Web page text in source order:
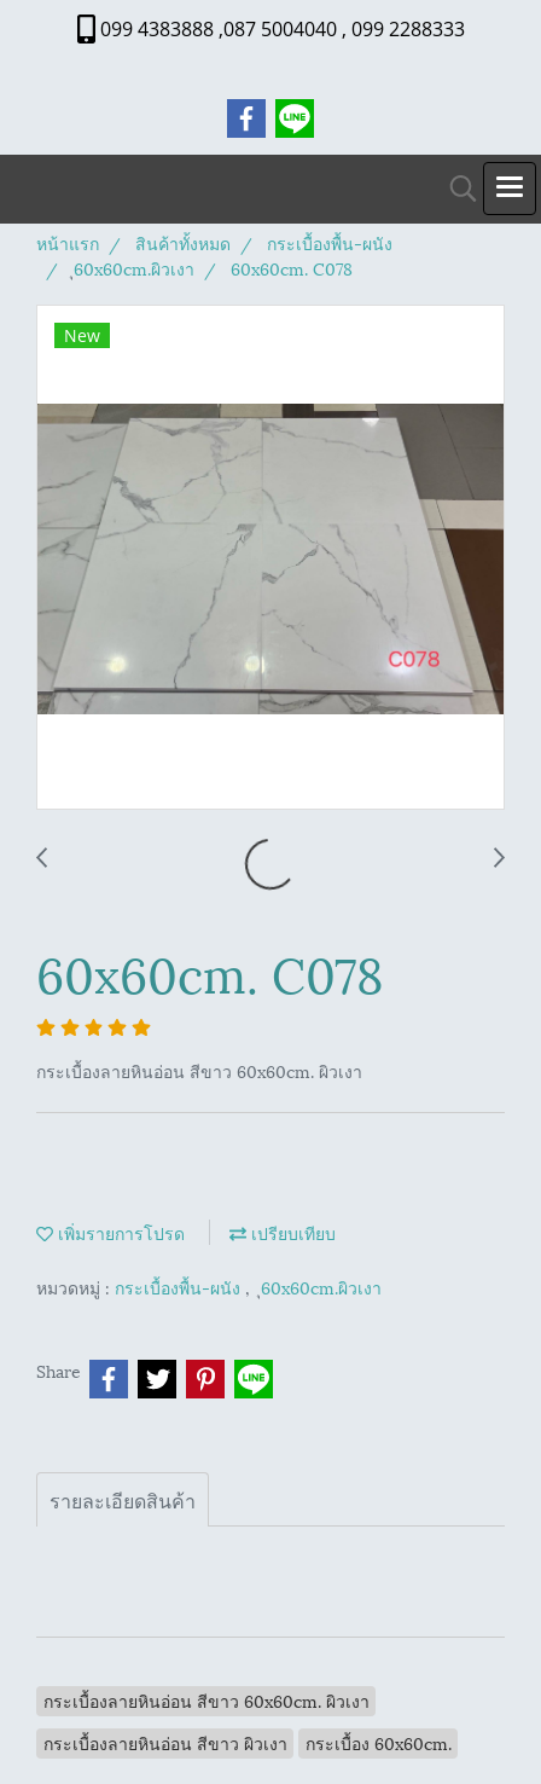
099 4383888 ,087 5004040 , 099 2288333
หน้าแรก สินค้าทั้งหมด
กระเบื้องพื้น-ผนัง
ุ60x60cm.ผิวเงา
60x60cm. C078
New
60x60cm. C078
กระเบื้องลายหินอ่อน สีขาว 60x60cm. ผิวเงา
เพิ่มรายการโปรด เปรียบเทียบ
หมวดหมู่ : กระเบื้องพื้น-ผนัง , ุ60x60cm.ผิวเงา
Share
รายละเอียดสินค้า
กระเบื้องลายหินอ่อน สีขาว 60x60cm. ผิวเงา
กระเบื้องลายหินอ่อน สีขาว ผิวเงา
กระเบื้อง 60x60cm.